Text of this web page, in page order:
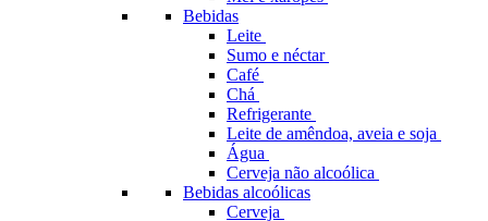
Bebidas
Leite
Sumo e néctar
Café
Chá
Refrigerante
Leite de amêndoa, aveia e soja
Água
Cerveja não alcoólica
Bebidas alcoólicas
Cerveja